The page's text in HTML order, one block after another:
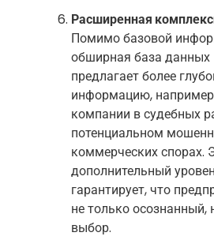
Расширенная
Помимо базовой
обширная база
предлагает более
информацию, например
компании в судебных
потенциальном
коммерческих спорах.
дополнительный
гарантирует, что
не только осознанный,
выбор.